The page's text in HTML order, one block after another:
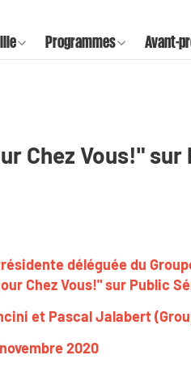
Programmes Avant-
Chez Vous!" sur
déléguée du
Chez Vous!" sur Public
et Pascal Jalabert
2020